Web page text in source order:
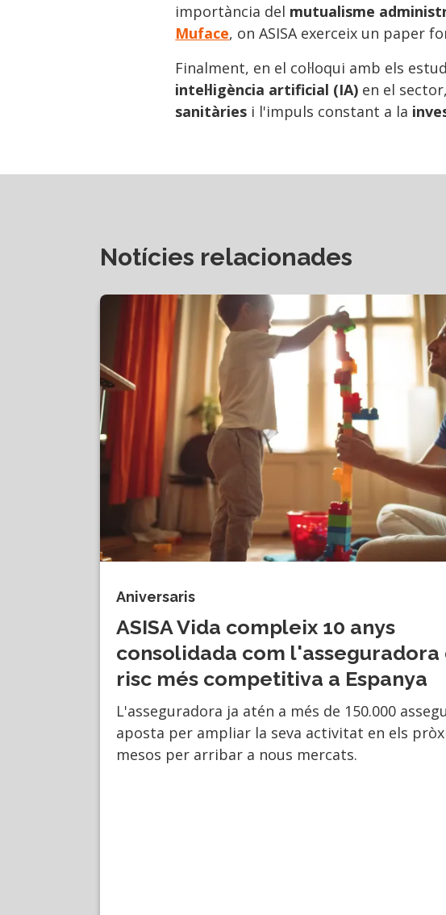
importància del mutualisme
Muface, on ASISA exerceix un paper
Finalment, en el col·loqui amb els
intel·ligència artificial (IA) en el
sanitàries i l'impuls constant a la
Notícies relacionades
Aniversaris
ASISA Vida compleix 10 anys
consolidada com l'asseguradora
risc més competitiva a Espanya
L'asseguradora ja atén a més de 150.000
aposta per ampliar la seva activitat en els
mesos per arribar a nous mercats.